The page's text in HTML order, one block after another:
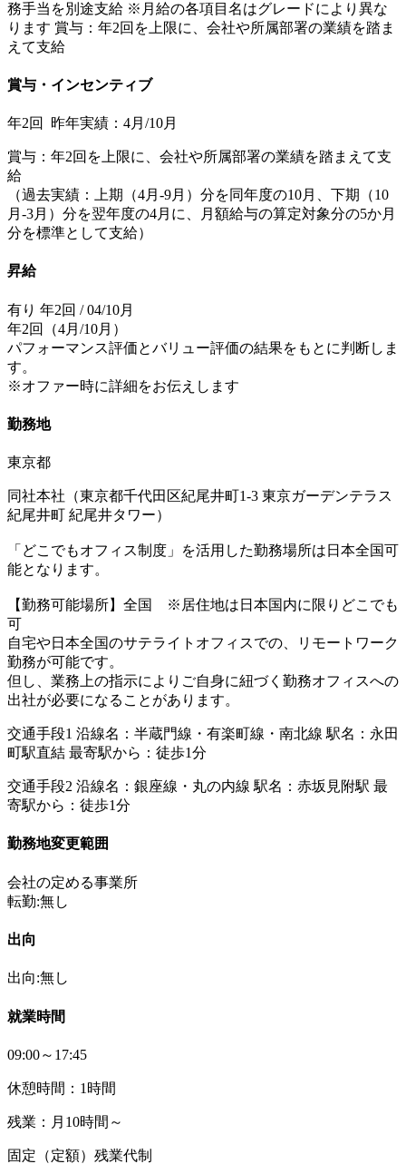
務手当を別途支給 ※月給の各項目名はグレードにより異な
ります 賞与：年2回を上限に、会社や所属部署の業績を踏ま
えて支給
賞与・インセンティブ
年2回 昨年実績：4月/10月
賞与：年2回を上限に、会社や所属部署の業績を踏まえて支
給
（過去実績：上期（4月-9月）分を同年度の10月、下期（10
月-3月）分を翌年度の4月に、月額給与の算定対象分の5か月
分を標準として支給）
昇給
有り 年2回 / 04/10月
年2回（4月/10月）
パフォーマンス評価とバリュー評価の結果をもとに判断しま
す。
※オファー時に詳細をお伝えします
勤務地
東京都
同社本社（東京都千代田区紀尾井町1-3 東京ガーデンテラス
紀尾井町 紀尾井タワー）
「どこでもオフィス制度」を活用した勤務場所は日本全国可
能となります。
【勤務可能場所】全国 ※居住地は日本国内に限りどこでも
可
自宅や日本全国のサテライトオフィスでの、リモートワーク
勤務が可能です。
但し、業務上の指示によりご自身に紐づく勤務オフィスへの
出社が必要になることがあります。
交通手段1 沿線名：半蔵門線・有楽町線・南北線 駅名：永田
町駅直結 最寄駅から：徒歩1分
交通手段2 沿線名：銀座線・丸の内線 駅名：赤坂見附駅 最
寄駅から：徒歩1分
勤務地変更範囲
会社の定める事業所
転勤:無し
出向
出向:無し
就業時間
09:00～17:45
休憩時間：1時間
残業：月10時間～
固定（定額）残業代制